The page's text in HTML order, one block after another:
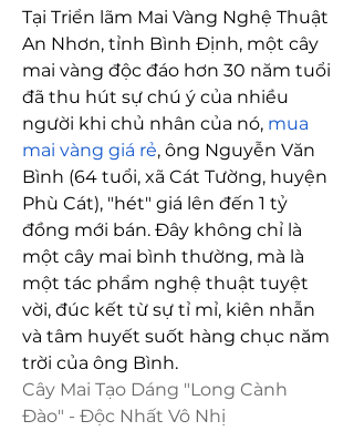
Tại Triển lãm Mai Vàng Nghệ Thuật
An Nhơn, tỉnh Bình Định, một cây
mai vàng độc đáo hơn 30 năm tuổi
đã thu hút sự chú ý của nhiều
người khi chủ nhân của nó, mua
mai vàng giá rẻ, ông Nguyễn Văn
Bình (64 tuổi, xã Cát Tường, huyện
Phù Cát), "hét" giá lên đến 1 tỷ
đồng mới bán. Đây không chỉ là
một cây mai bình thường, mà là
một tác phẩm nghệ thuật tuyệt
vời, đúc kết từ sự tỉ mỉ, kiên nhẫn
và tâm huyết suốt hàng chục năm
trời của ông Bình.
Cây Mai Tạo Dáng "Long Cành
Đào" - Độc Nhất Vô Nhị